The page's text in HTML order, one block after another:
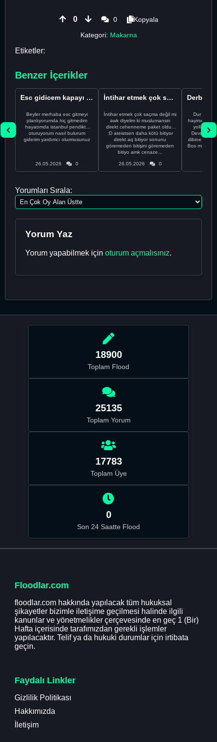
0 0
Kopyala
Kategori: Makarna
Etiketler:
Benzer İçerikler
Esc gidicem kapayı koydum
Beyler merhaba esc gitmeyi
planlıyorumda hiç gitmedim
hayatımda istanbul pendikte
oturuyorum nasıl bulurum
giderim yardımcı olurmusunuz
26.05.2026 0
İntihar etmek çok saçma değil mi
İntihar etmek çok saçma değil mi
awk diyelim ki muslumansin
direkt cehenneme paket oldun
:D ateistsen daha kötü bitiyor
direkt aq bitiyor sonunu
göremeden bitişini göremeden
bitiyo amk cenaze...
26.05.2026 0
Dur
hayirsever
yolla
Devrim abi
dibine
Bos
Yorumları Sırala:
Yorum Yaz
Yorum yapabilmek için oturum açmalısınız.
18900
Toplam Flood
25135
Toplam Yorum
17783
Toplam Üye
0
Son 24 Saatte Flood
Floodlar.com
floodlar.com hakkında yapılacak tüm hukuksal
şikayetler bizimle iletişime geçilmesi halinde ilgili
kanunlar ve yönetmelikler çerçevesinde en geç 1 (Bir)
Hafta içerisinde tarafımızdan gerekli işlemler
yapılacaktır. Telif ya da hukuki durumlar için irtibata
geçin.
Faydalı Linkler
Gizlilik Politikası
Hakkımızda
İletişim